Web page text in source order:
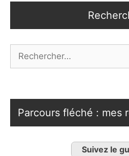
Parcours fléché : mes
Suivez le